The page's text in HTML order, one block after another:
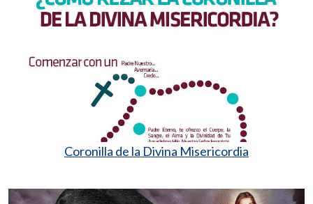
Coronilla de la Divina Misericordia